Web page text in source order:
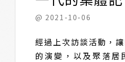
@ 2021-10-06
經過上次訪談活動，
的演變，以及聚落居